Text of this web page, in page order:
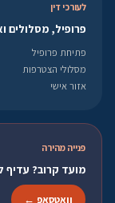
לעורכי דין
פרופיל, מסלולים
פתיחת פרופיל
מסלולי הצטרפות
אזור אישי
פנייה מהירה
מועד קרוב? עדיף
וואטסאפ ←